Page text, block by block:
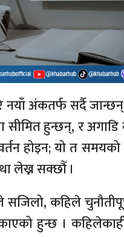
अंकतर्फ सर्दै
सीमित हुन्छन्, र
होइन; यो त
लेख्न सक्छौँ ।
सजिलो, कहिले
हुन्छ ।